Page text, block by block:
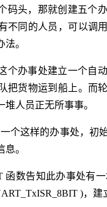
码头，那就创建五个
不同的人员，可以调
。
个办事处建立一个自
把货物运到船上。而
人员正无所事事。
个这样的办事处，初
。
函数告知此办事处有
)，建